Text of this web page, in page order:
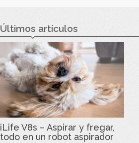
Últimos artículos
iLife V8s – Aspirar y fregar,
todo en un robot aspirador